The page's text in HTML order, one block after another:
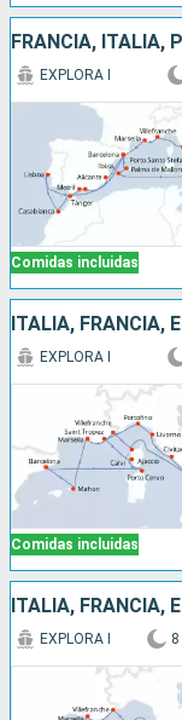
Comidas incluidas
EXPLORA I
ITALIA, FRANCIA,
Comidas incluidas
EXPLORA I
ITALIA, FRANCIA,
EXPLORA I 8